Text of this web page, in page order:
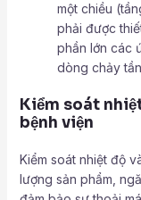
một chiều
phải được
phần lớn các
dòng chảy
Kiểm soát
bệnh viện
Kiểm soát nhiệt độ
lượng sản phẩm,